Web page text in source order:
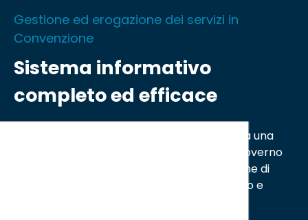
Gestione ed erogazione dei servizi in
Convenzione
Sistema informativo
completo ed efficace
rappresenta una
suite integrata di applicazioni dedicate al governo
ed all’esecuzione di tutti i processi di gestione di
servizi operati in ambito immobiliare, urbano e